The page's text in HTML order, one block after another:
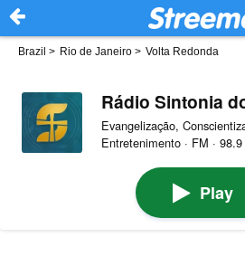
Brazil > Rio de Janeiro > Volta Redonda
Rádio Sintonia
Evangelização,
Entretenimento · FM · 98.9
Play